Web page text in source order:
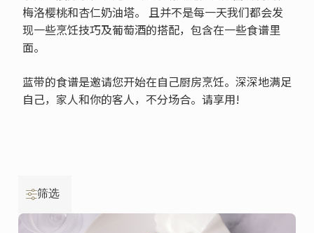
梅洛樱桃和杏仁奶油塔。 且并不是每一天我们都会发
现一些烹饪技巧及葡萄酒的搭配，包含在一些食谱里
面。
蓝带的食谱是邀请您开始在自己厨房烹饪。深深地满足
自己，家人和你的客人，不分场合。请享用!
筛选